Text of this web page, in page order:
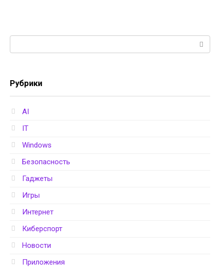
Рубрики
AI
IT
Windows
Безопасность
Гаджеты
Игры
Интернет
Киберспорт
Новости
Приложения